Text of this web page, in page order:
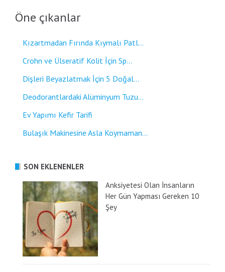
Öne çıkanlar
Kızartmadan Fırında Kıymalı Patl...
Crohn ve Ülseratif Kolit İçin Sp...
Dişleri Beyazlatmak İçin 5 Doğal...
Deodorantlardaki Alüminyum Tuzu...
Ev Yapımı Kefir Tarifi
Bulaşık Makinesine Asla Koymaman...
SON EKLENENLER
Anksiyetesi Olan İnsanların
Her Gün Yapması Gereken 10
Şey